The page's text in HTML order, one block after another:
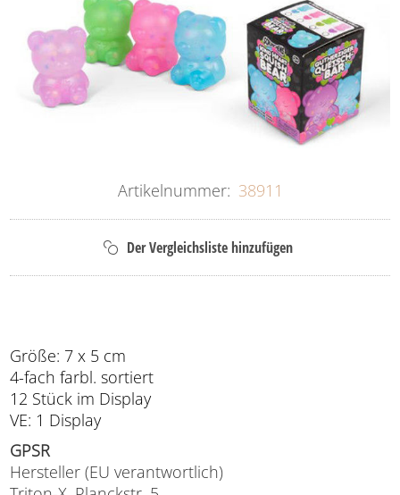
Artikelnummer: 38911
Größe: 7 x 5 cm
4-fach farbl. sortiert
12 Stück im Display
VE: 1 Display
GPSR
Hersteller (EU verantwortlich)